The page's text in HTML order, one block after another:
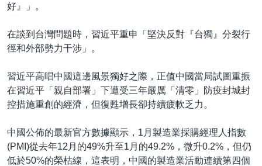
好』」。
在談到台灣問題時，習近平重申「堅決反對『台獨』分裂行
徑和外部勢力干涉」。
習近平高唱中國這邊風景獨好之際，正值中國當局試圖重振
在習近平「親自部署」下遭受三年嚴厲「清零」防疫封城封
控措施重創的經濟，但復甦增長卻持續疲軟乏力。
中國公佈的最新官方數據顯示，1月製造業採購經理人指數
(PMI)從去年12月的49%升至1月的49.2%，微升0.2%，但仍
低於50%的榮枯線，這表明，中國的製造業活動連續第四個